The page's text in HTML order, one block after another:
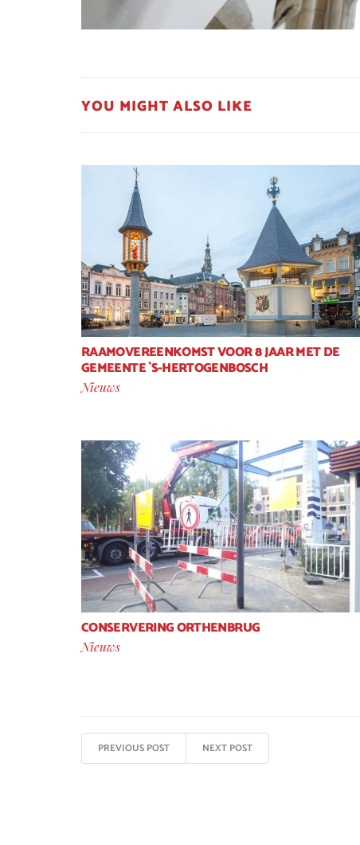
YOU MIGHT ALSO LIKE
RAAMOVEREENKOMST VOOR 8 JAAR MET DE
GEMEENTE `S-HERTOGENBOSCH
Nieuws
CONSERVERING ORTHENBRUG
Nieuws
PREVIOUS POST NEXT POST